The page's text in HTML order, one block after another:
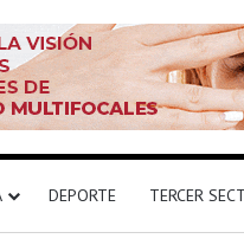
DEPORTE TERCER